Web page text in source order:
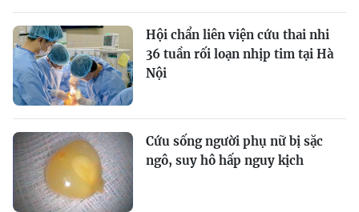
Hội chẩn liên viện cứu thai nhi
36 tuần rối loạn nhịp tim tại Hà
Nội
Cứu sống người phụ nữ bị sặc
ngô, suy hô hấp nguy kịch